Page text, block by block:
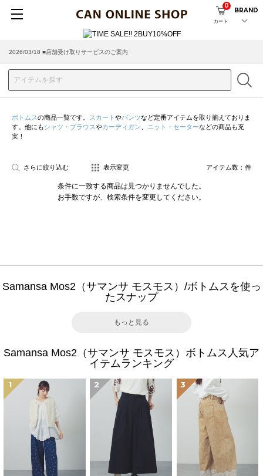
カート
0
BRAND
2026/03/18 ■店舗受け取りサービスのご案内
ボトムスの商品一覧です。 スカート やパンツなど定番アイテムを取り揃えておりま
す。他にもシャツ・ブラウスやカーディガン ニット・セーターなどの商品も充
実！
さらに絞り込む 表示変更 アイテム数： 件
条件に一致する商品は見つかりませんでした。
お手数ですが、検索条件を変更してください。
Samansa Mos2（サマンサ モスモス）/ボトムスを使っ
たスナップ
もっと見る
Samansa Mos2（サマンサ モスモス）ボトムス人気ア
イテムランキング
1 2 3